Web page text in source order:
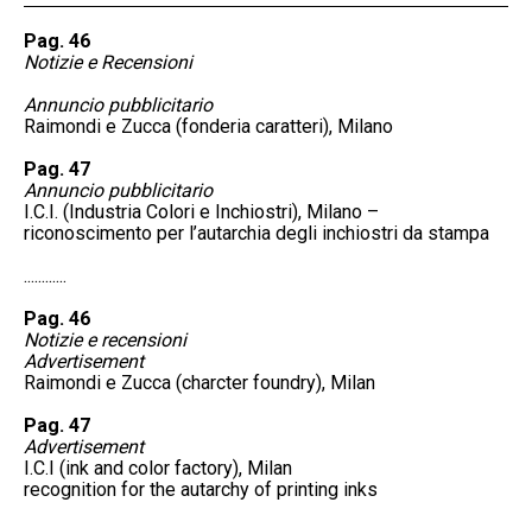
Pag. 46
Notizie e Recensioni
Annuncio pubblicitario
Raimondi e Zucca (fonderia caratteri), Milano
Pag. 47
Annuncio pubblicitario
I.C.I. (Industria Colori e Inchiostri), Milano –
riconoscimento per l’autarchia degli inchiostri da stampa
............
Pag. 46
Notizie e recensioni
Advertisement
Raimondi e Zucca (charcter foundry), Milan
Pag. 47
Advertisement
I.C.I (ink and color factory), Milan
recognition for the autarchy of printing inks